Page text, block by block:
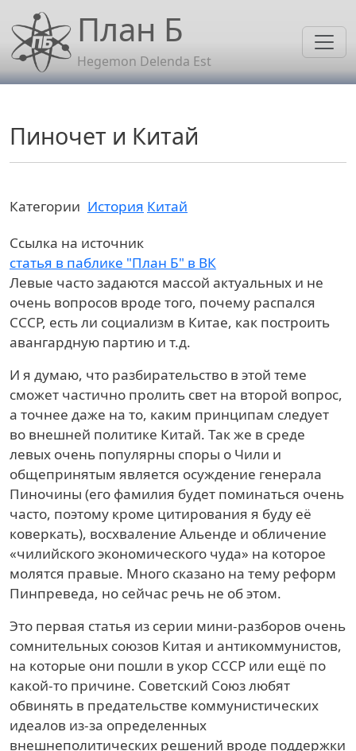
Перейти к основному содержанию
План Б
Hegemon Delenda Est
Пиночет и Китай
Категории История Китай
Ссылка на источник
статья в паблике "План Б" в ВК
Левые часто задаются массой актуальных и не
очень вопросов вроде того, почему распался
СССР, есть ли социализм в Китае, как построить
авангардную партию и т.д.
И я думаю, что разбирательство в этой теме
сможет частично пролить свет на второй вопрос,
а точнее даже на то, каким принципам следует
во внешней политике Китай. Так же в среде
левых очень популярны споры о Чили и
общепринятым является осуждение генерала
Пиночины (его фамилия будет поминаться очень
часто, поэтому кроме цитирования я буду её
коверкать), восхваление Альенде и обличение
«чилийского экономического чуда» на которое
молятся правые. Много сказано на тему реформ
Пинпреведа, но сейчас речь не об этом.
Это первая статья из серии мини-разборов очень
сомнительных союзов Китая и антикоммунистов,
на которые они пошли в укор СССР или ещё по
какой-то причине. Советский Союз любят
обвинять в предательстве коммунистических
идеалов из-за определенных
внешнеполитических решений вроде поддержки